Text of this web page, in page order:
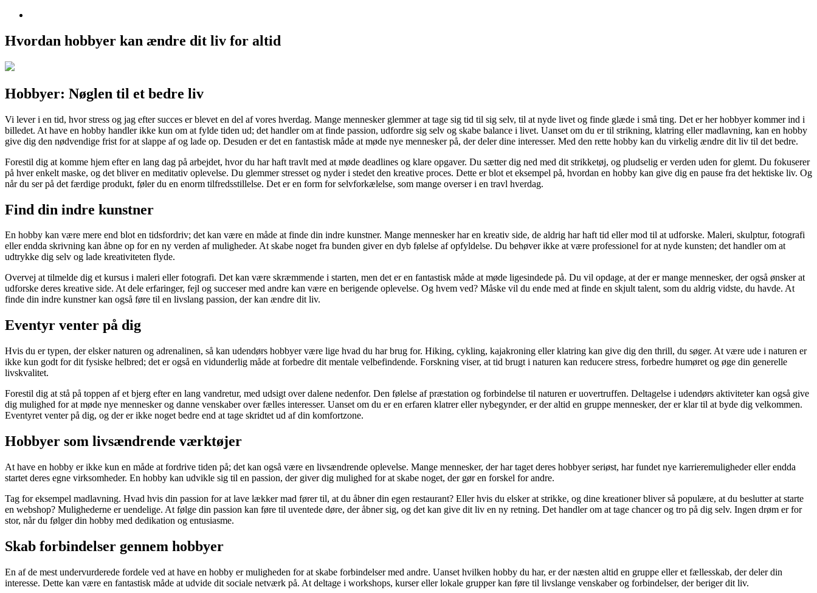
Hvordan hobbyer kan ændre dit liv for altid
Hobbyer: Nøglen til et bedre liv
Vi lever i en tid, hvor stress og jag efter succes er blevet en del af vores hverdag. Mange mennesker glemmer at tage sig tid til sig selv, til at nyde livet og finde glæde i små ting. Det er her hobbyer kommer ind i
billedet. At have en hobby handler ikke kun om at fylde tiden ud; det handler om at finde passion, udfordre sig selv og skabe balance i livet. Uanset om du er til strikning, klatring eller madlavning, kan en hobby
give dig den nødvendige frist for at slappe af og lade op. Desuden er det en fantastisk måde at møde nye mennesker på, der deler dine interesser. Med den rette hobby kan du virkelig ændre dit liv til det bedre.
Forestil dig at komme hjem efter en lang dag på arbejdet, hvor du har haft travlt med at møde deadlines og klare opgaver. Du sætter dig ned med dit strikketøj, og pludselig er verden uden for glemt. Du fokuserer
på hver enkelt maske, og det bliver en meditativ oplevelse. Du glemmer stresset og nyder i stedet den kreative proces. Dette er blot et eksempel på, hvordan en hobby kan give dig en pause fra det hektiske liv. Og
når du ser på det færdige produkt, føler du en enorm tilfredsstillelse. Det er en form for selvforkælelse, som mange overser i en travl hverdag.
Find din indre kunstner
En hobby kan være mere end blot en tidsfordriv; det kan være en måde at finde din indre kunstner. Mange mennesker har en kreativ side, de aldrig har haft tid eller mod til at udforske. Maleri, skulptur, fotografi
eller endda skrivning kan åbne op for en ny verden af muligheder. At skabe noget fra bunden giver en dyb følelse af opfyldelse. Du behøver ikke at være professionel for at nyde kunsten; det handler om at
udtrykke dig selv og lade kreativiteten flyde.
Overvej at tilmelde dig et kursus i maleri eller fotografi. Det kan være skræmmende i starten, men det er en fantastisk måde at møde ligesindede på. Du vil opdage, at der er mange mennesker, der også ønsker at
udforske deres kreative side. At dele erfaringer, fejl og succeser med andre kan være en berigende oplevelse. Og hvem ved? Måske vil du ende med at finde en skjult talent, som du aldrig vidste, du havde. At
finde din indre kunstner kan også føre til en livslang passion, der kan ændre dit liv.
Eventyr venter på dig
Hvis du er typen, der elsker naturen og adrenalinen, så kan udendørs hobbyer være lige hvad du har brug for. Hiking, cykling, kajakroning eller klatring kan give dig den thrill, du søger. At være ude i naturen er
ikke kun godt for dit fysiske helbred; det er også en vidunderlig måde at forbedre dit mentale velbefindende. Forskning viser, at tid brugt i naturen kan reducere stress, forbedre humøret og øge din generelle
livskvalitet.
Forestil dig at stå på toppen af et bjerg efter en lang vandretur, med udsigt over dalene nedenfor. Den følelse af præstation og forbindelse til naturen er uovertruffen. Deltagelse i udendørs aktiviteter kan også give
dig mulighed for at møde nye mennesker og danne venskaber over fælles interesser. Uanset om du er en erfaren klatrer eller nybegynder, er der altid en gruppe mennesker, der er klar til at byde dig velkommen.
Eventyret venter på dig, og der er ikke noget bedre end at tage skridtet ud af din komfortzone.
Hobbyer som livsændrende værktøjer
At have en hobby er ikke kun en måde at fordrive tiden på; det kan også være en livsændrende oplevelse. Mange mennesker, der har taget deres hobbyer seriøst, har fundet nye karrieremuligheder eller endda
startet deres egne virksomheder. En hobby kan udvikle sig til en passion, der giver dig mulighed for at skabe noget, der gør en forskel for andre.
Tag for eksempel madlavning. Hvad hvis din passion for at lave lækker mad fører til, at du åbner din egen restaurant? Eller hvis du elsker at strikke, og dine kreationer bliver så populære, at du beslutter at starte
en webshop? Mulighederne er uendelige. At følge din passion kan føre til uventede døre, der åbner sig, og det kan give dit liv en ny retning. Det handler om at tage chancer og tro på dig selv. Ingen drøm er for
stor, når du følger din hobby med dedikation og entusiasme.
Skab forbindelser gennem hobbyer
En af de mest undervurderede fordele ved at have en hobby er muligheden for at skabe forbindelser med andre. Uanset hvilken hobby du har, er der næsten altid en gruppe eller et fællesskab, der deler din
interesse. Dette kan være en fantastisk måde at udvide dit sociale netværk på. At deltage i workshops, kurser eller lokale grupper kan føre til livslange venskaber og forbindelser, der beriger dit liv.